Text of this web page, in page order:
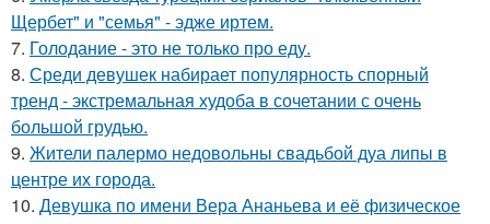
Щербет" и "семья" - эдже иртем.
7. Голодание - это не только про еду.
8. Среди девушек набирает популярность спорный
тренд - экстремальная худоба в сочетании с очень
большой грудью.
9. Жители палермо недовольны свадьбой дуа липы в
центре их города.
10. Девушка по имени Вера Ананьева и её физическое